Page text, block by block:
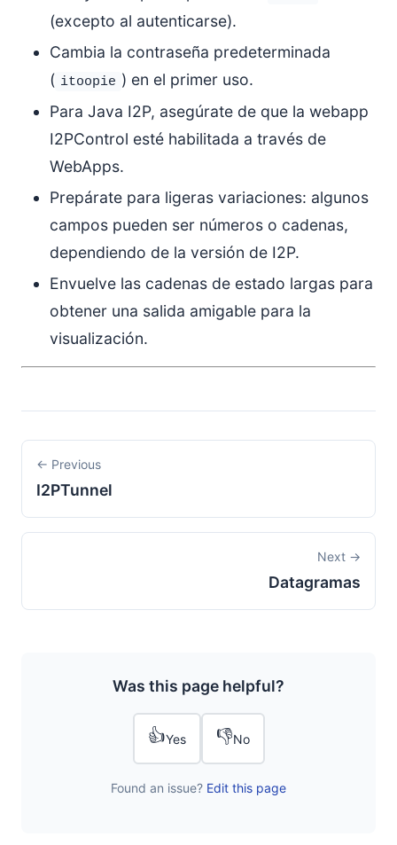
(excepto al autenticarse).
Cambia la contraseña predeterminada
( itoopie ) en el primer uso.
Para Java I2P, asegúrate de que la webapp
I2PControl esté habilitada a través de
WebApps.
Prepárate para ligeras variaciones: algunos
campos pueden ser números o cadenas,
dependiendo de la versión de I2P.
Envuelve las cadenas de estado largas para
obtener una salida amigable para la
visualización.
← Previous
I2PTunnel
Next →
Datagramas
Was this page helpful?
👍Yes 👎No
Found an issue? Edit this page